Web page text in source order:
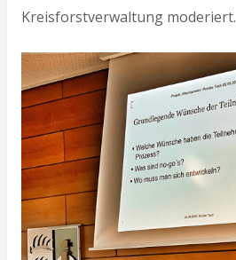
Kreisforstverwaltung moderiert.